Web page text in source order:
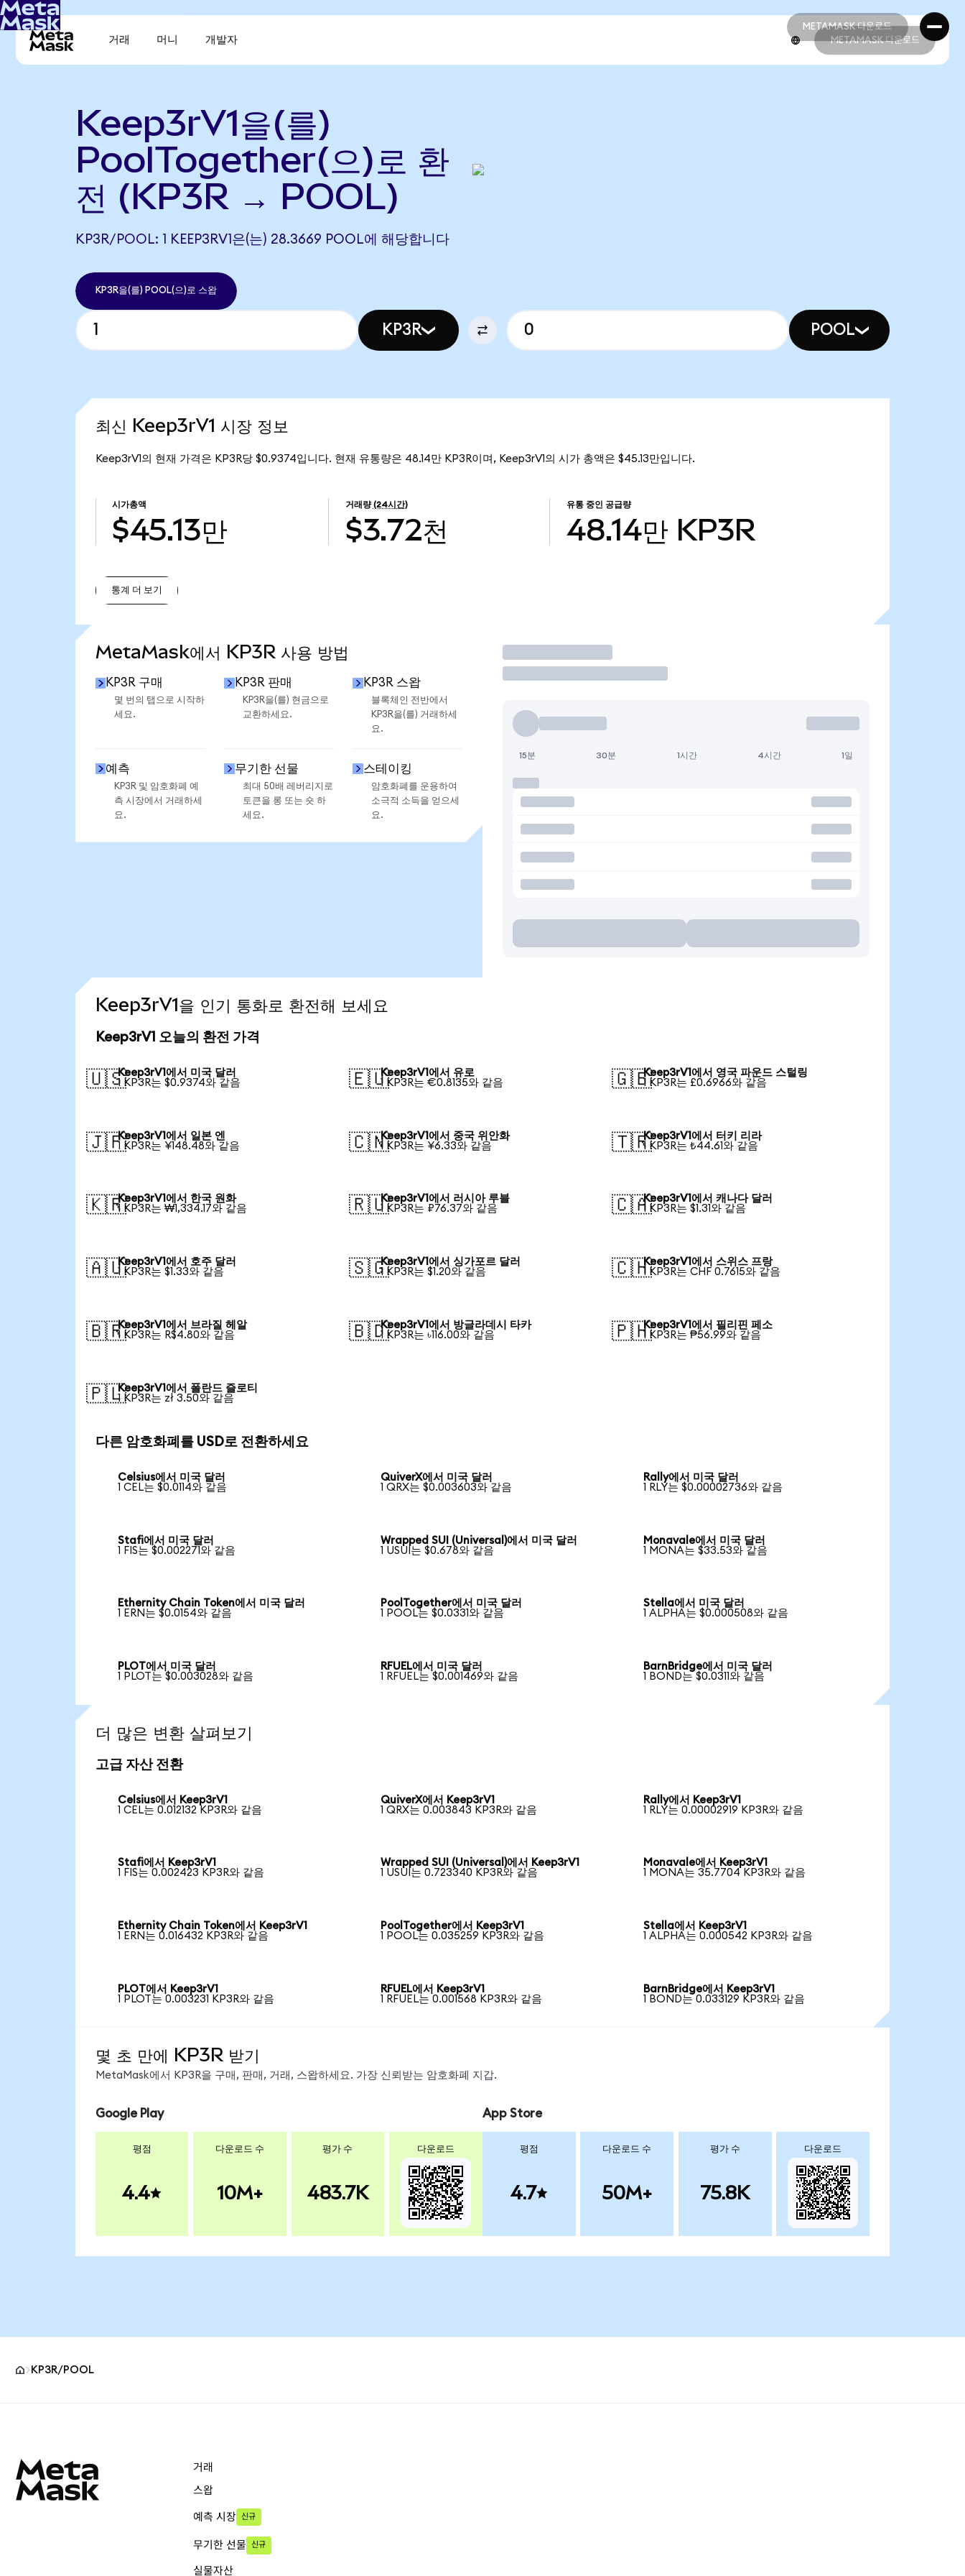
METAMASK 다운로드
METAMASK 다운로드
거래 머니 개발자 METAMASK 다운로드
Keep3rV1을(를)
PoolTogether(으)로 환
전 (KP3R → POOL)
KP3R/POOL: 1 KEEP3RV1은(는) 28.3669 POOL에 해당합니다
KP3R을(를) POOL(으)로 스왑
KP3R POOL
최신 Keep3rV1 시장 정보
Keep3rV1의 현재 가격은 KP3R당 $0.9374입니다. 현재 유통량은 48.14만 KP3R이며, Keep3rV1의 시가 총액은 $45.13만입니다.
시가총액
$45.13만
거래량 (24시간)
$3.72천
유통 중인 공급량
48.14만 KP3R
통계 더 보기
MetaMask에서 KP3R 사용 방법
KP3R 구매
몇 번의 탭으로 시작하
세요.
KP3R 판매
KP3R을(를) 현금으로
교환하세요.
KP3R 스왑
블록체인 전반에서
KP3R을(를) 거래하세
요.
예측
KP3R 및 암호화폐 예
측 시장에서 거래하세
요.
무기한 선물
최대 50배 레버리지로
토큰을 롱 또는 숏 하
세요.
스테이킹
암호화폐를 운용하여
소극적 소득을 얻으세
요.
거래
15분 30분 1시간 4시간 1일
Keep3rV1을 인기 통화로 환전해 보세요
Keep3rV1 오늘의 환전 가격
🇺🇸Keep3rV1에서 미국 달러
1 KP3R는 $0.9374와 같음
🇪🇺Keep3rV1에서 유로
1 KP3R는 €0.8135와 같음
🇬🇧Keep3rV1에서 영국 파운드 스털링
1 KP3R는 £0.6966와 같음
🇯🇵Keep3rV1에서 일본 엔
1 KP3R는 ¥148.48와 같음
🇨🇳Keep3rV1에서 중국 위안화
1 KP3R는 ¥6.33와 같음
🇹🇷Keep3rV1에서 터키 리라
1 KP3R는 ₺44.61와 같음
🇰🇷Keep3rV1에서 한국 원화
1 KP3R는 ₩1,334.17와 같음
🇷🇺Keep3rV1에서 러시아 루블
1 KP3R는 ₽76.37와 같음
🇨🇦Keep3rV1에서 캐나다 달러
1 KP3R는 $1.31와 같음
🇦🇺Keep3rV1에서 호주 달러
1 KP3R는 $1.33와 같음
🇸🇬Keep3rV1에서 싱가포르 달러
1 KP3R는 $1.20와 같음
🇨🇭Keep3rV1에서 스위스 프랑
1 KP3R는 CHF 0.7615와 같음
🇧🇷Keep3rV1에서 브라질 헤알
1 KP3R는 R$4.80와 같음
🇧🇩Keep3rV1에서 방글라데시 타카
1 KP3R는 ৳116.00와 같음
🇵🇭Keep3rV1에서 필리핀 페소
1 KP3R는 ₱56.99와 같음
🇵🇱Keep3rV1에서 폴란드 즐로티
1 KP3R는 zł 3.50와 같음
다른 암호화폐를 USD로 전환하세요
Celsius에서 미국 달러
1 CEL는 $0.0114와 같음
QuiverX에서 미국 달러
1 QRX는 $0.003603와 같음
Rally에서 미국 달러
1 RLY는 $0.00002736와 같음
Stafi에서 미국 달러
1 FIS는 $0.002271와 같음
Wrapped SUI (Universal)에서 미국 달러
1 USUI는 $0.678와 같음
Monavale에서 미국 달러
1 MONA는 $33.53와 같음
Ethernity Chain Token에서 미국 달러
1 ERN는 $0.0154와 같음
PoolTogether에서 미국 달러
1 POOL는 $0.0331와 같음
Stella에서 미국 달러
1 ALPHA는 $0.000508와 같음
PLOT에서 미국 달러
1 PLOT는 $0.003028와 같음
RFUEL에서 미국 달러
1 RFUEL는 $0.001469와 같음
BarnBridge에서 미국 달러
1 BOND는 $0.0311와 같음
더 많은 변환 살펴보기
고급 자산 전환
Celsius에서 Keep3rV1
1 CEL는 0.012132 KP3R와 같음
QuiverX에서 Keep3rV1
1 QRX는 0.003843 KP3R와 같음
Rally에서 Keep3rV1
1 RLY는 0.00002919 KP3R와 같음
Stafi에서 Keep3rV1
1 FIS는 0.002423 KP3R와 같음
Wrapped SUI (Universal)에서 Keep3rV1
1 USUI는 0.723340 KP3R와 같음
Monavale에서 Keep3rV1
1 MONA는 35.7704 KP3R와 같음
Ethernity Chain Token에서 Keep3rV1
1 ERN는 0.016432 KP3R와 같음
PoolTogether에서 Keep3rV1
1 POOL는 0.035259 KP3R와 같음
Stella에서 Keep3rV1
1 ALPHA는 0.000542 KP3R와 같음
PLOT에서 Keep3rV1
1 PLOT는 0.003231 KP3R와 같음
RFUEL에서 Keep3rV1
1 RFUEL는 0.001568 KP3R와 같음
BarnBridge에서 Keep3rV1
1 BOND는 0.033129 KP3R와 같음
몇 초 만에 KP3R 받기
MetaMask에서 KP3R을 구매, 판매, 거래, 스왑하세요. 가장 신뢰받는 암호화폐 지갑.
Google Play
평점
4.4
다운로드 수
10M+
평가 수
483.7K
다운로드
App Store
평점
4.7
다운로드 수
50M+
평가 수
75.8K
다운로드
KP3R/POOL
거래
스왑
예측 시장 신규
무기한 선물 신규
실물자산